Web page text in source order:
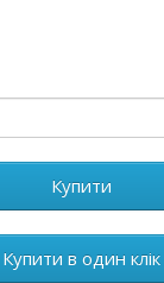
Купити
Купити в один клік